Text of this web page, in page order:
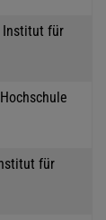
Institut für
für